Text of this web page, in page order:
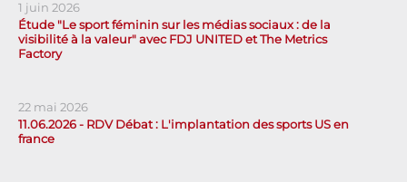
1 juin 2026
Étude "Le sport féminin sur les médias sociaux : de la
visibilité à la valeur" avec FDJ UNITED et The Metrics
Factory
22 mai 2026
11.06.2026 - RDV Débat : L'implantation des sports US en
france